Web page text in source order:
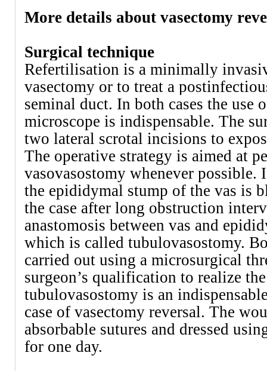
More details about vasectomy
Surgical technique
Refertilisation is a minimally
vasectomy or to treat a
seminal duct. In both cases the use
microscope is indispensable. The
two lateral scrotal incisions to
The operative strategy is aimed at
vasovasostomy whenever
the epididymal stump of the vas is
the case after long obstruction
anastomosis between vas and
which is called tubulovasostomy.
carried out using a microsurgical
surgeon’s qualification to realize
tubulovasostomy is an
case of vasectomy reversal. The
absorbable sutures and dressed
for one day.